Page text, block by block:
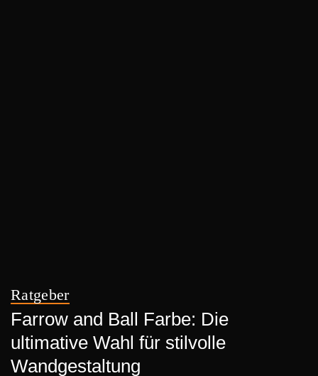
Ratgeber
Farrow and Ball Farbe: Die
ultimative Wahl für stilvolle
Wandgestaltung